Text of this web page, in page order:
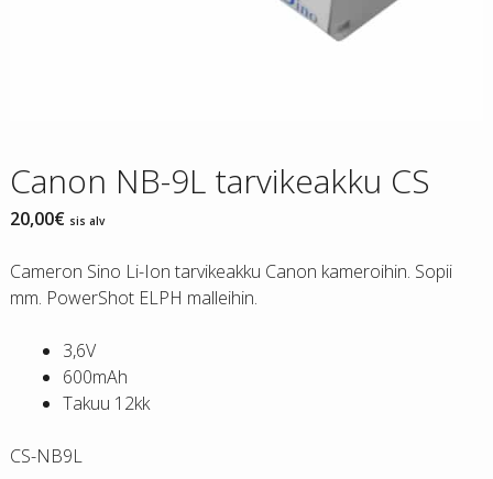
Canon NB-9L tarvikeakku CS
20,00€ sis alv
Cameron Sino Li-Ion tarvikeakku Canon kameroihin. Sopii
mm. PowerShot ELPH malleihin.
3,6V
600mAh
Takuu 12kk
CS-NB9L